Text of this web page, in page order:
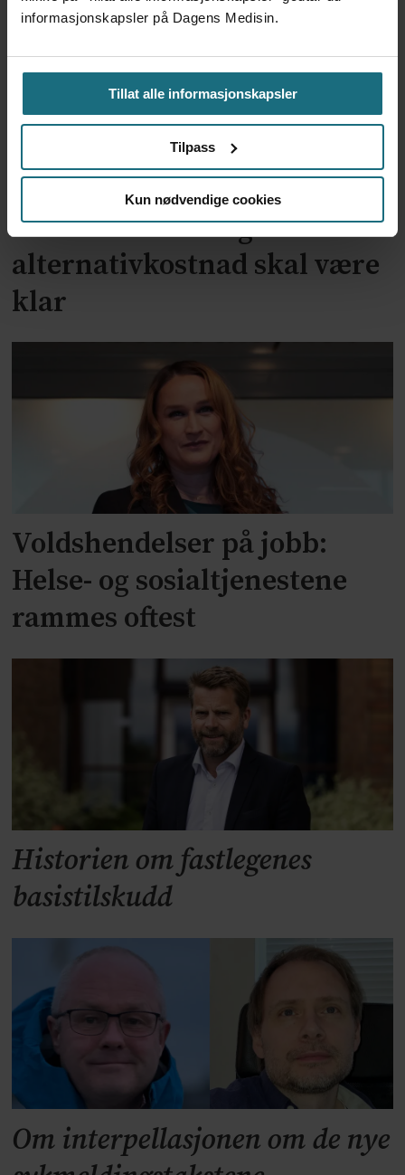
informasjonskapsler på Dagens Medisin.
Tillat alle informasjonskapsler
Tilpass
Kun nødvendige cookies
To år til utredning av
alternativkostnad skal være
klar
Voldshendelser på jobb:
Helse- og sosialtjenestene
rammes oftest
Historien om fastlegenes
basistilskudd
Om interpellasjonen om de nye